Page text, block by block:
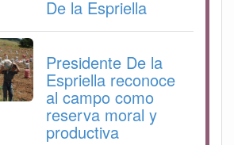
De la Espriella
Presidente De la
Espriella reconoce
al campo como
reserva moral y
productiva